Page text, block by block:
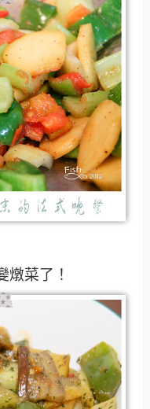
燉菜了！